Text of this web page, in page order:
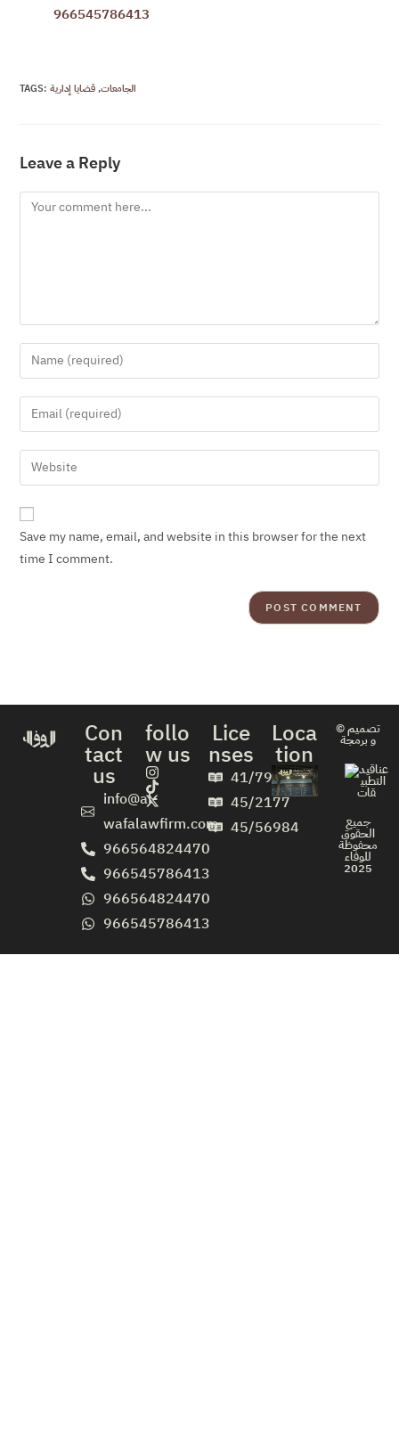
966545786413
TAGS: الجامعات, قضايا إدارية
Leave a Reply
Save my name, email, and website in this browser for the next
time I comment.
Con
tact
us
info@al-
wafalawfirm.com
966564824470
966545786413
966564824470
966545786413
follo
w us
Lice
nses
41/796
45/2177
45/56984
Loca
tion
© تصميم
و برمجة
جميع
الحقوق
محفوظة
للوفاء
2025